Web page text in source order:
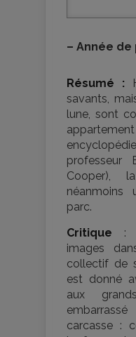
– Année de
Résumé :
savants,
lune, sont
professeur
Cooper),
néanmoins
parc.
Critique :
images
collectif de
est donné
aux
carcasse :